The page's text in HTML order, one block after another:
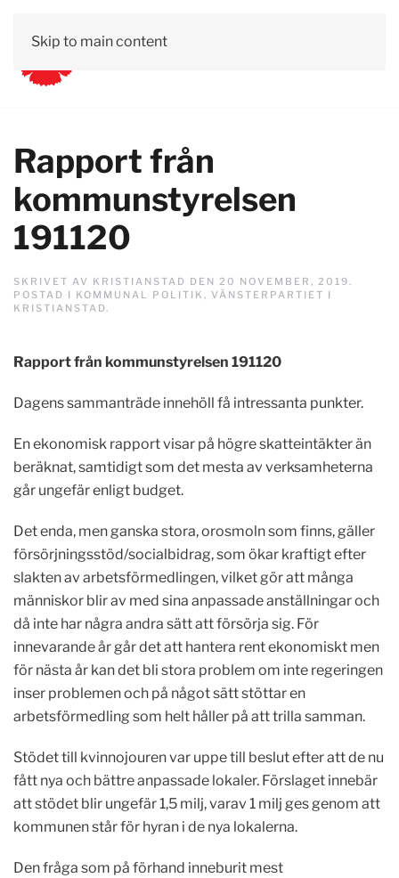
Skip to main content
Rapport från
kommunstyrelsen
191120
SKRIVET AV KRISTIANSTAD DEN 20 NOVEMBER, 2019.
POSTAD I KOMMUNAL POLITIK , VÄNSTERPARTIET I
KRISTIANSTAD.
Rapport från kommunstyrelsen 191120
Dagens sammanträde innehöll få intressanta punkter.
En ekonomisk rapport visar på högre skatteintäkter än
beräknat, samtidigt som det mesta av verksamheterna
går ungefär enligt budget.
Det enda, men ganska stora, orosmoln som finns, gäller
försörjningsstöd/socialbidrag, som ökar kraftigt efter
slakten av arbetsförmedlingen, vilket gör att många
människor blir av med sina anpassade anställningar och
då inte har några andra sätt att försörja sig. För
innevarande år går det att hantera rent ekonomiskt men
för nästa år kan det bli stora problem om inte regeringen
inser problemen och på något sätt stöttar en
arbetsförmedling som helt håller på att trilla samman.
Stödet till kvinnojouren var uppe till beslut efter att de nu
fått nya och bättre anpassade lokaler. Förslaget innebär
att stödet blir ungefär 1,5 milj, varav 1 milj ges genom att
kommunen står för hyran i de nya lokalerna.
Den fråga som på förhand inneburit mest